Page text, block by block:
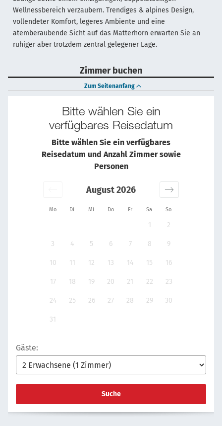
Wellnessbereich verzaubern. Trendiges & alpines Design,
vollendeter Komfort, legeres Ambiente und eine
atemberaubende Sicht auf das Matterhorn erwarten Sie an
ruhiger aber trotzdem zentral gelegener Lage.
Zimmer buchen
Zum Seitenanfang
Bitte wählen Sie ein
verfügbares Reisedatum
Bitte wählen Sie ein verfügbares
Reisedatum und Anzahl Zimmer sowie
Personen
Mo Di Mi Do Fr Sa So
August 2026
1 2
3 4 5 6 7 8 9
10 11 12 13 14 15 16
17 18 19 20 21 22 23
24 25 26 27 28 29 30
31
Gäste:
Suche